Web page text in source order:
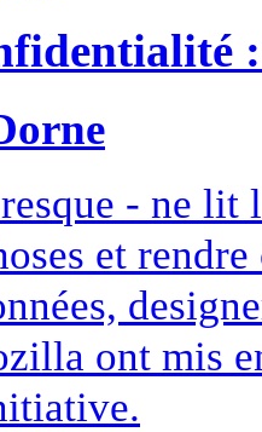
- ne
et
ont mis